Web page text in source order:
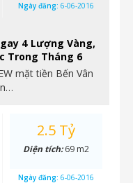
4 Lượng Vàng,
Trong Tháng 6
mặt tiền Bến Vân
Ngày đăng: 6-06-2016
2.5 Tỷ
Diện tích:69 m2
Ngày đăng: 6-06-2016